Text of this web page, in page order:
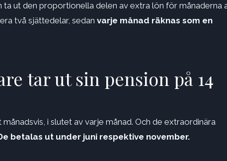
ta ut den proportionella delen av extra lön för månaderna
två sjättedelar, sedan varje månad räknas som en
tar ut sin pension på 14
i slutet av varje månad. Och de extraordinära
betalas ut under juni respektive november.